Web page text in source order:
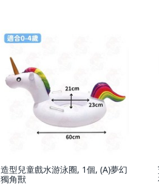
造型兒童戲水游泳圈, 1個, (A)夢幻
獨角獸